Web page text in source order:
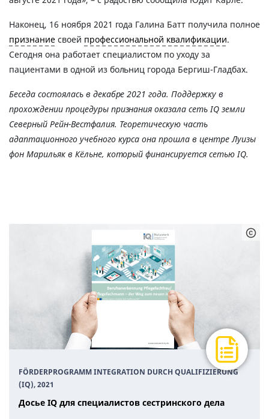
Наконец, 16 ноября 2021 года Галина Батт получила полное
признаниесвоей профессиональной квалификации.
Сегодня она работает специалистом по уходу за
пациентами в одной из больниц города Бергиш-Гладбах.
Беседа состоялась в декабре 2021 года. Поддержку в
прохождении процедуры признания оказала сеть IQ земли
Северный Рейн-Вестфалия. Теоретическую часть
адаптационного учебного курса она прошла в центре Луизы
фон Марильяк в Кёльне, который финансируется сетью IQ.
FÖRDERPROGRAMM INTEGRATION DURCH QUALIFIZIERUNG
(IQ), 2021
Досье IQ для специалистов сестринского дела